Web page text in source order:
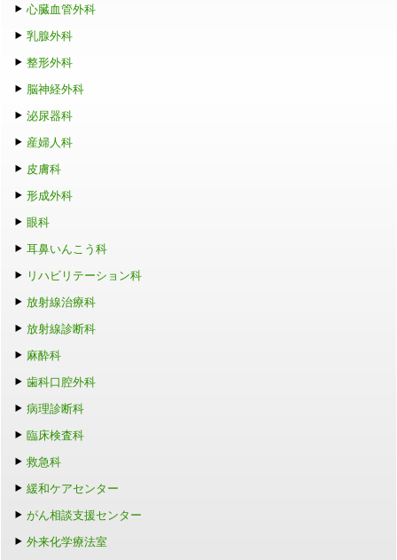
心臓血管外科
乳腺外科
整形外科
脳神経外科
泌尿器科
産婦人科
皮膚科
形成外科
眼科
耳鼻いんこう科
リハビリテーション科
放射線治療科
放射線診断科
麻酔科
歯科口腔外科
病理診断科
臨床検査科
救急科
緩和ケアセンター
がん相談支援センター
外来化学療法室